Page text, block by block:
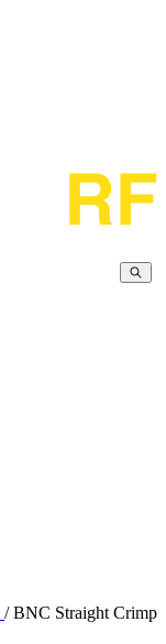
/ BNC Straight Crimp